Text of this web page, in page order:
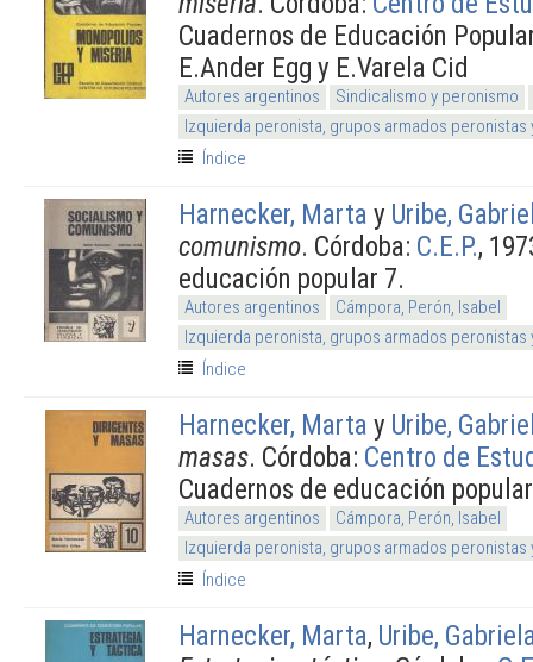
Cuadernos de Educación
E.Ander Egg y E.Varela Cid
Autores argentinos
Sindicalismo y peronismo
Izquierda peronista, grupos armados
Índice
Harnecker, Marta y Uribe,
comunismo. Córdoba: C.E.P.,
educación popular 7.
Autores argentinos
Cámpora, Perón, Isabel
Izquierda peronista, grupos armados
Índice
Harnecker, Marta y Uribe,
masas. Córdoba: Centro de
Cuadernos de educación
Autores argentinos
Cámpora, Perón, Isabel
Izquierda peronista, grupos armados
Índice
Harnecker, Marta, Uribe,